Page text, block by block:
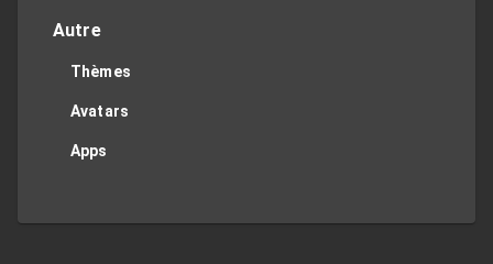
Autre
Thèmes
Avatars
Apps